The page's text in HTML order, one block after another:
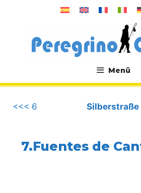
Menü
.
<<< 6
Silberstraße
7.Fuentes de